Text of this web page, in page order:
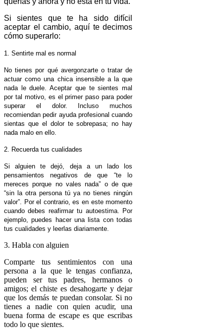
Si sientes que te ha sido difícil
aceptar el cambio, aquí te decimos
cómo superarlo:
1. Sentirte mal es normal
No tienes por qué avergonzarte o tratar de
actuar como una chica insensible a la que
nada le duele. Aceptar que te sientes mal
por tal motivo, es el primer paso para poder
superar el dolor. Incluso muchos
recomiendan pedir ayuda profesional cuando
sientas que el dolor te sobrepasa; no hay
nada malo en ello.
2. Recuerda tus cualidades
Si alguien te dejó, deja a un lado los
pensamientos negativos de que “te lo
mereces porque no vales nada” o de que
“sin la otra persona tú ya no tienes ningún
valor”. Por el contrario, es en este momento
cuando debes reafirmar tu autoestima. Por
ejemplo, puedes hacer una lista con todas
tus cualidades y leerlas diariamente.
3. Habla con alguien
Comparte tus sentimientos con una
persona a la que le tengas confianza,
pueden ser tus padres, hermanos o
amigos; el chiste es desahogarte y dejar
que los demás te puedan consolar. Si no
tienes a nadie con quien acudir, una
buena forma de escape es que escribas
todo lo que sientes.